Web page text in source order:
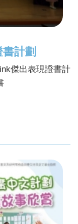
計劃
傑出表現證書計